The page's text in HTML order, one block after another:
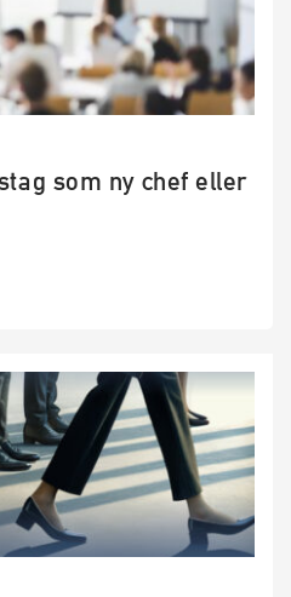
som ny chef eller